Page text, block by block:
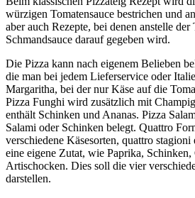
würzigen Tomatensauce bestrichen und
aber auch Rezepte, bei denen anstelle der
Schmandsauce darauf gegeben wird.
Die Pizza kann nach eigenem Belieben
die man bei jedem Lieferservice oder
Margaritha, bei der nur Käse auf die
Pizza Funghi wird zusätzlich mit
enthält Schinken und Ananas. Pizza
Salami oder Schinken belegt. Quattro
verschiedene Käsesorten, quattro
eine eigene Zutat, wie Paprika,
Artischocken. Dies soll die vier
darstellen.